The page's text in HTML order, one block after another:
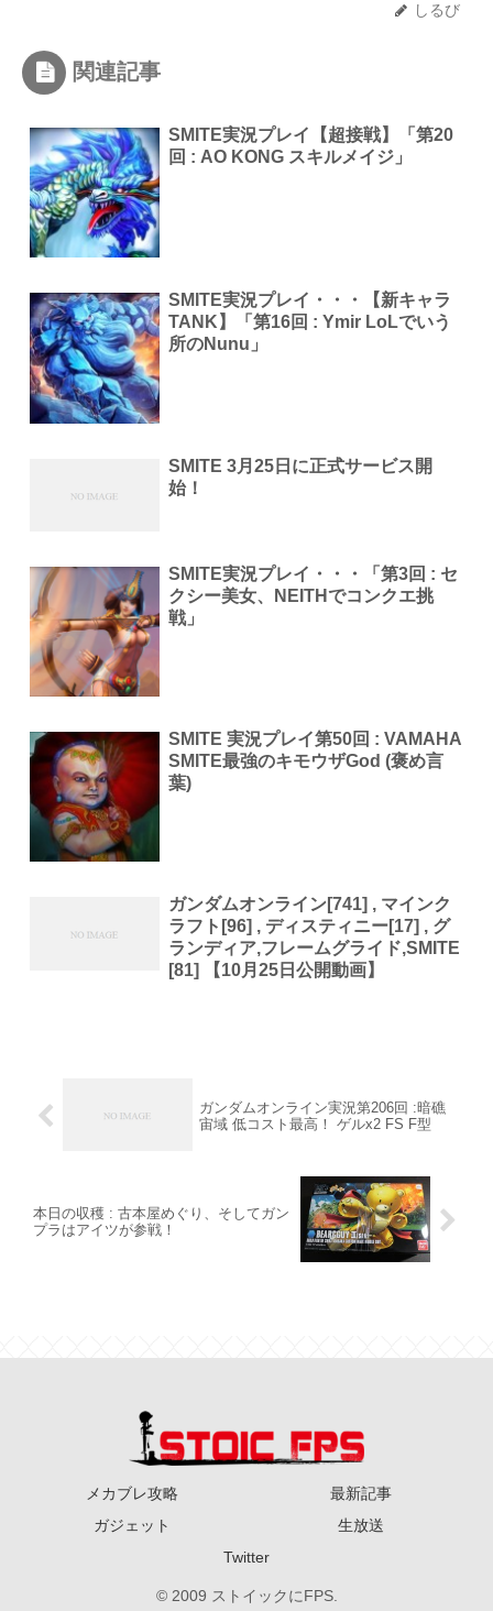
しるび
関連記事
SMITE実況プレイ【超接戦】「第20
回 : AO KONG スキルメイジ」
SMITE実況プレイ・・・【新キャラ
TANK】「第16回 : Ymir LoLでいう
所のNunu」
SMITE 3月25日に正式サービス開
始！
SMITE実況プレイ・・・「第3回 : セ
クシー美女、NEITHでコンクエ挑
戦」
SMITE 実況プレイ第50回 : VAMAHA
SMITE最強のキモウザGod (褒め言
葉)
ガンダムオンライン[741] , マインク
ラフト[96] , ディスティニー[17] , グ
ランディア,フレームグライド,SMITE
[81] 【10月25日公開動画】
ガンダムオンライン実況第206回 :暗礁
宙域 低コスト最高！ ゲルx2 FS F型
本日の収穫 : 古本屋めぐり、そしてガン
プラはアイツが参戦！
メカブレ攻略
最新記事
ガジェット
生放送
Twitter
© 2009 ストイックにFPS.